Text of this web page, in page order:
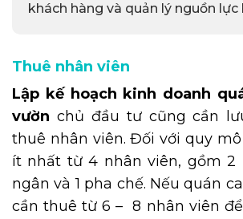
khách hàng và quản lý nguồn lực
Thuê nhân viên
Lập kế hoạch kinh doanh
vườn chủ đầu tư cũng cần
thuê nhân viên. Đối với quy
ít nhất từ 4 nhân viên, gồm 2
ngân và 1 pha chế. Nếu quán
cần thuê từ 6 – 8 nhân viên